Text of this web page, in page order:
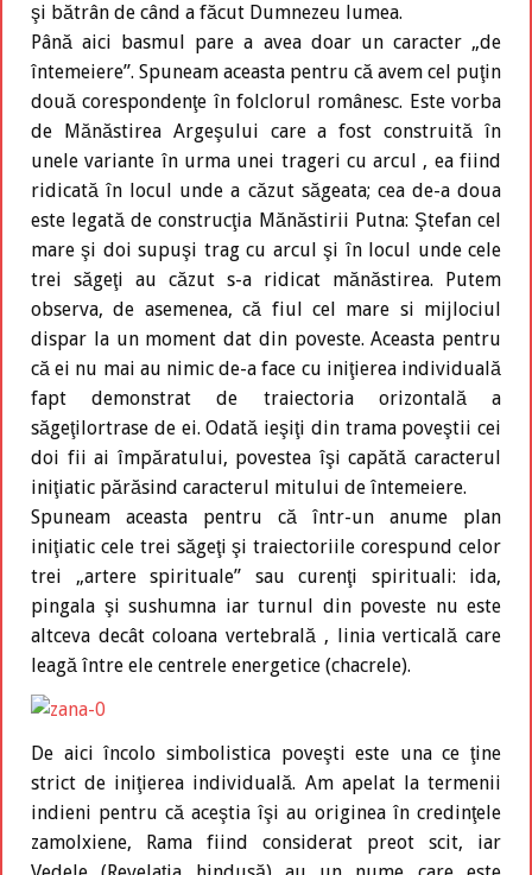
şi bătrân de când a făcut Dumnezeu lumea.
Până aici basmul pare a avea doar un caracter „de
întemeiere”. Spuneam aceasta pentru că avem cel puţin
două corespondenţe în folclorul românesc. Este vorba
de Mănăstirea Argeşului care a fost construită în
unele variante în urma unei trageri cu arcul , ea fiind
ridicată în locul unde a căzut săgeata; cea de-a doua
este legată de construcţia Mănăstirii Putna: Ştefan cel
mare şi doi supuşi trag cu arcul şi în locul unde cele
trei săgeţi au căzut s-a ridicat mănăstirea. Putem
observa, de asemenea, că fiul cel mare si mijlociul
dispar la un moment dat din poveste. Aceasta pentru
că ei nu mai au nimic de-a face cu iniţierea individuală
fapt demonstrat de traiectoria orizontală a
săgeţilortrase de ei. Odată ieşiţi din trama poveştii cei
doi fii ai împăratului, povestea îşi capătă caracterul
iniţiatic părăsind caracterul mitului de întemeiere.
Spuneam aceasta pentru că într-un anume plan
iniţiatic cele trei săgeţi şi traiectoriile corespund celor
trei „artere spirituale” sau curenţi spirituali: ida,
pingala şi sushumna iar turnul din poveste nu este
altceva decât coloana vertebrală , linia verticală care
leagă între ele centrele energetice (chacrele).
De aici încolo simbolistica poveşti este una ce ţine
strict de iniţierea individuală. Am apelat la termenii
indieni pentru că aceştia îşi au originea în credinţele
zamolxiene, Rama fiind considerat preot scit, iar